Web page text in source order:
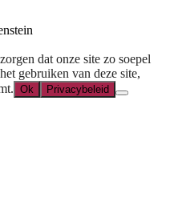
dat onze site zo soepel
gebruiken van deze site,
Ok Privacybeleid